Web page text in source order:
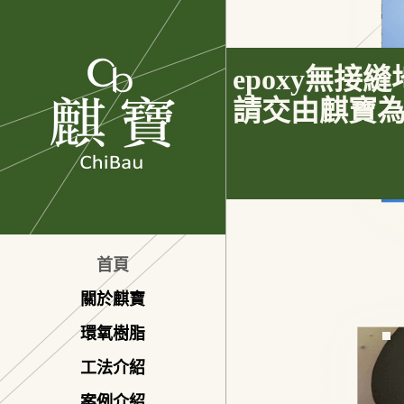
首頁
關於麒寶
環氧樹脂
工法介紹
epoxy無接縫
請交由麒寶